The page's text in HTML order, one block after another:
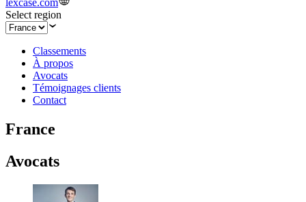
lexcase.com
Select region
Classements
À propos
Avocats
Témoignages clients
Contact
France
Avocats